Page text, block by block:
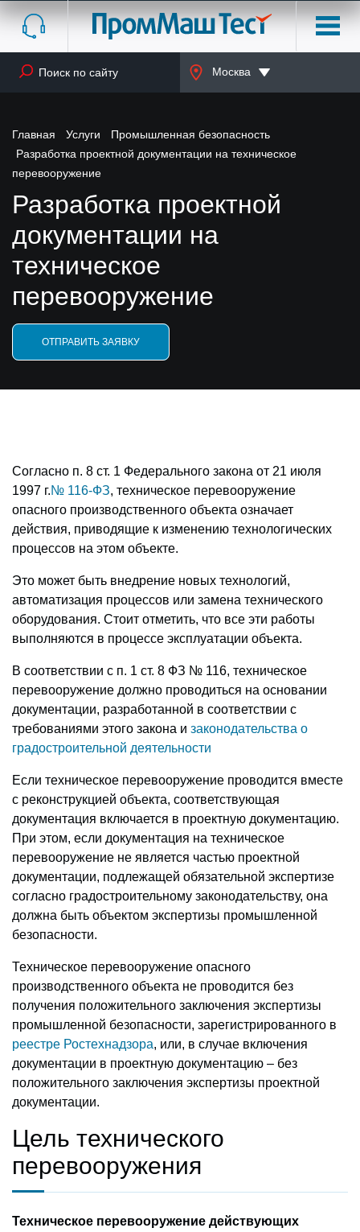
Москва
Главная Услуги
Промышленная безопасность
Разработка проектной документации на техническое
перевооружение
Разработка проектной
документации на
техническое
перевооружение
ОТПРАВИТЬ ЗАЯВКУ
Согласно п. 8 ст. 1 Федерального закона от 21 июля
1997 г.№ 116-ФЗ, техническое перевооружение
опасного производственного объекта означает
действия, приводящие к изменению технологических
процессов на этом объекте.
Это может быть внедрение новых технологий,
автоматизация процессов или замена технического
оборудования. Стоит отметить, что все эти работы
выполняются в процессе эксплуатации объекта.
В соответствии с п. 1 ст. 8 ФЗ № 116, техническое
перевооружение должно проводиться на основании
документации, разработанной в соответствии с
требованиями этого закона и законодательства о
градостроительной деятельности
Если техническое перевооружение проводится вместе
с реконструкцией объекта, соответствующая
документация включается в проектную документацию.
При этом, если документация на техническое
перевооружение не является частью проектной
документации, подлежащей обязательной экспертизе
согласно градостроительному законодательству, она
должна быть объектом экспертизы промышленной
безопасности.
Техническое перевооружение опасного
производственного объекта не проводится без
получения положительного заключения экспертизы
промышленной безопасности, зарегистрированного в
реестре Ростехнадзора, или, в случае включения
документации в проектную документацию – без
положительного заключения экспертизы проектной
документации.
Цель технического
перевооружения
Техническое перевооружение действующих